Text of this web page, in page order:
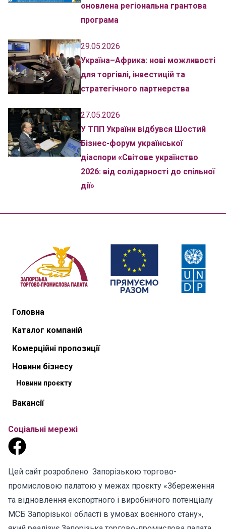
оновлена регіональна грантова
програма
29.05.2026
Україна–Африка: нові можливості
для торгівлі, інвестицій та
стратегічного партнерства
27.05.2026
У ТПП України відбувся Шостий
Бізнес-форум української
діаспори «Світове українство
2026: від солідарності до спільної
дії»
Головна
Каталог компаній
Комерційні пропозиції
Новини бізнесу
Новини проєкту
Вакансії
Соціальні мережі
Цей сайт розроблено Запорізькою торгово-
промисловою палатою у межах проєкту «Збереження
та відновлення експортного і виробничого потенціалу
МСБ Запорізької області в умовах воєнного стану»,